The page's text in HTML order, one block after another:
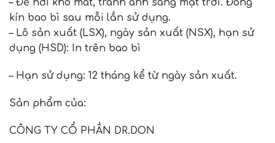
– Để nơi khô mát, tránh ánh sáng mặt trời. Đóng
kín bao bì sau mỗi lần sử dụng.
– Lô sản xuất (LSX), ngày sản xuất (NSX), hạn sử
dụng (HSD): In trên bao bì
– Hạn sử dụng: 12 tháng kể từ ngày sản xuất.
Sản phẩm của:
CÔNG TY CỔ PHẦN DR.DON